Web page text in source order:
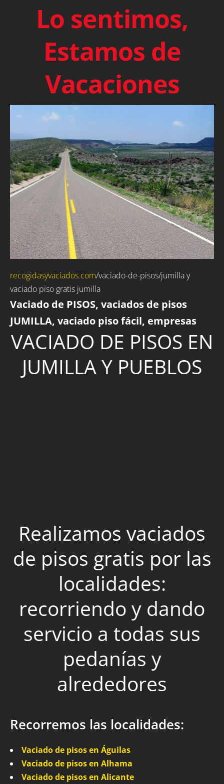
Lo sentimos,
Estamos de
Vacaciones
recogidasyvaciados.com/vaciado-de-pisos/jumilla y
vaciado piso gratis jumilla
Vaciado de PISOS, vaciados de pisos
JUMILLA, vaciado piso fácil, empresas
VACIADO DE PISOS EN
JUMILLA Y PUEBLOS
Realizamos vaciados
de pisos gratis por las
localidades:
recorriendo y dando
servicio a todas sus
pedanías y
alrededores
Recorremos las localidades:
Vaciado de pisos en Águilas
Vaciado de pisos en Alhama
Vaciado de pisos en Alicante